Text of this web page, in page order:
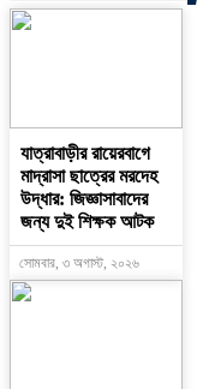
যাত্রাবাড়ীর রায়েরবাগে
মাদ্রাসা ছাত্রের মরদেহ
উদ্ধার: জিজ্ঞাসাবাদের
জন্য দুই শিক্ষক আটক
সোমবার, ৩ অগাস্ট, ২০২৬